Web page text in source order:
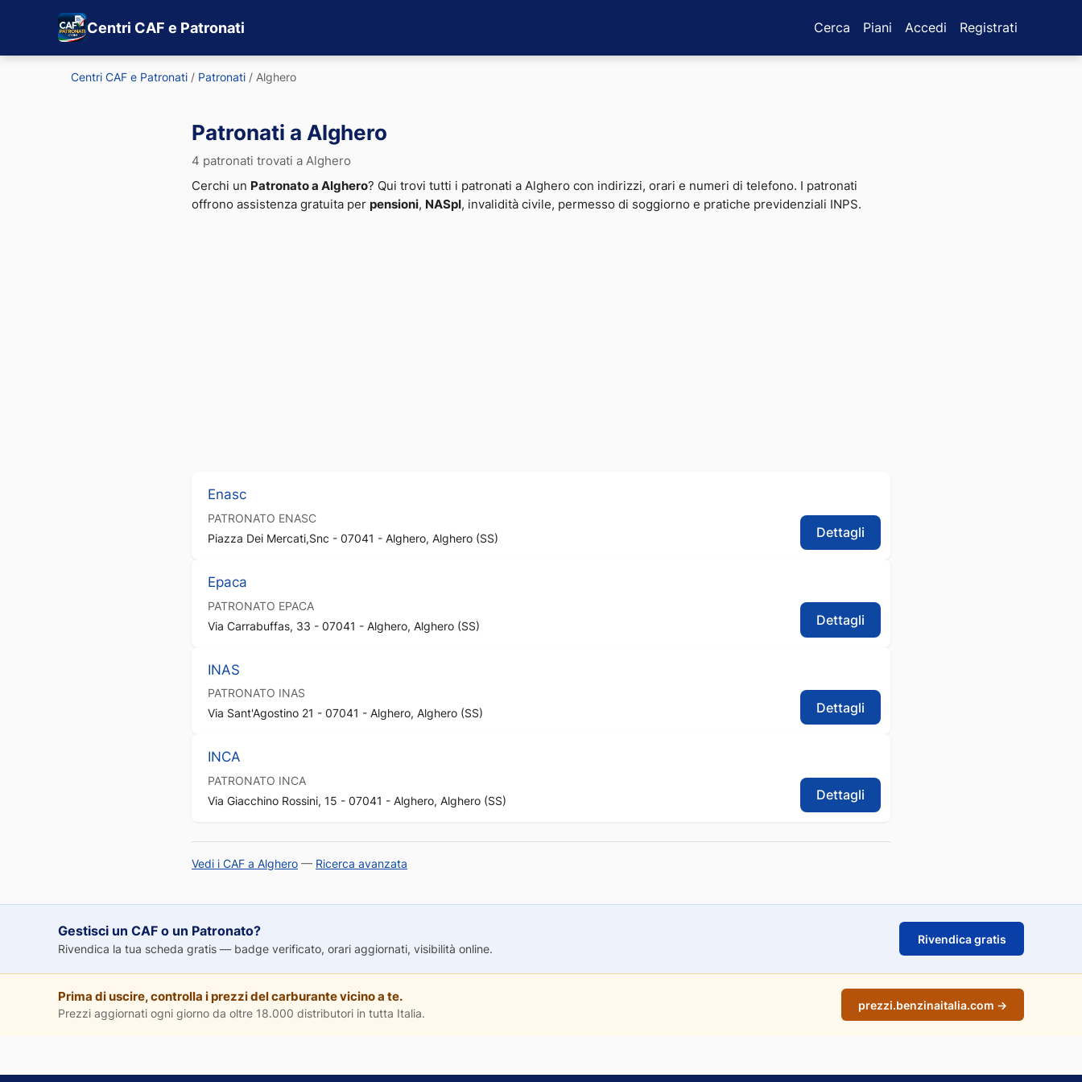
Centri CAF e Patronati Cerca Piani Accedi Registrati
Centri CAF e Patronati / Patronati / Alghero
Patronati a Alghero
4 patronati trovati a Alghero
Cerchi un Patronato a Alghero? Qui trovi tutti i patronati a Alghero con indirizzi, orari e numeri di telefono. I patronati
offrono assistenza gratuita per pensioni, NASpI , invalidità civile, permesso di soggiorno e pratiche previdenziali INPS.
Enasc
PATRONATO ENASC
Piazza Dei Mercati,Snc - 07041 - Alghero, Alghero (SS)
Dettagli
Epaca
PATRONATO EPACA
Via Carrabuffas, 33 - 07041 - Alghero, Alghero (SS)
Dettagli
INAS
PATRONATO INAS
Via Sant'Agostino 21 - 07041 - Alghero, Alghero (SS)
Dettagli
INCA
PATRONATO INCA
Via Giacchino Rossini, 15 - 07041 - Alghero, Alghero (SS)
Dettagli
Vedi i CAF a Alghero — Ricerca avanzata
Gestisci un CAF o un Patronato?
Rivendica la tua scheda gratis — badge verificato, orari aggiornati, visibilità online.
Rivendica gratis
Prima di uscire, controlla i prezzi del carburante vicino a te.
Prezzi aggiornati ogni giorno da oltre 18.000 distributori in tutta Italia.
prezzi.benzinaitalia.com →